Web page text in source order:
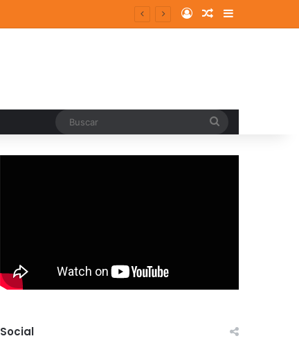
Log InRandom Article
Sidebar
Social